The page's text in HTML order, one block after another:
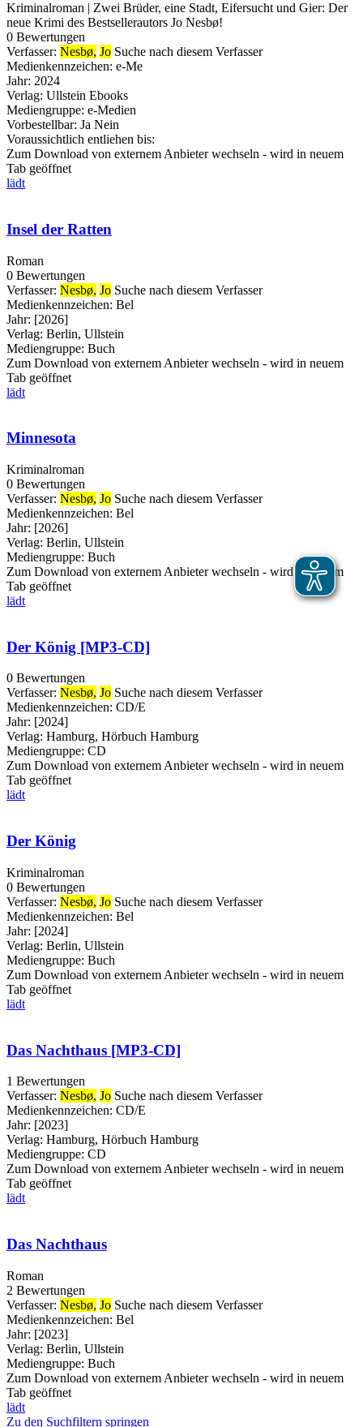
Kriminalroman | Zwei Brüder, eine Stadt, Eifersucht und Gier: Der
neue Krimi des Bestsellerautors Jo Nesbø!
0 Bewertungen
Verfasser: Nesbø, Jo Suche nach diesem Verfasser
Medienkennzeichen: e-Me
Jahr: 2024
Verlag: Ullstein Ebooks
Mediengruppe: e-Medien
Vorbestellbar: Ja Nein
Voraussichtlich entliehen bis:
Zum Download von externem Anbieter wechseln - wird in neuem
Tab geöffnet
lädt
Insel der Ratten
Roman
0 Bewertungen
Verfasser: Nesbø, Jo Suche nach diesem Verfasser
Medienkennzeichen: Bel
Jahr: [2026]
Verlag: Berlin, Ullstein
Mediengruppe: Buch
Zum Download von externem Anbieter wechseln - wird in neuem
Tab geöffnet
lädt
Minnesota
Kriminalroman
0 Bewertungen
Verfasser: Nesbø, Jo Suche nach diesem Verfasser
Medienkennzeichen: Bel
Jahr: [2026]
Verlag: Berlin, Ullstein
Mediengruppe: Buch
Zum Download von externem Anbieter wechseln - wird in neuem
Tab geöffnet
lädt
Der König [MP3-CD]
0 Bewertungen
Verfasser: Nesbø, Jo Suche nach diesem Verfasser
Medienkennzeichen: CD/E
Jahr: [2024]
Verlag: Hamburg, Hörbuch Hamburg
Mediengruppe: CD
Zum Download von externem Anbieter wechseln - wird in neuem
Tab geöffnet
lädt
Der König
Kriminalroman
0 Bewertungen
Verfasser: Nesbø, Jo Suche nach diesem Verfasser
Medienkennzeichen: Bel
Jahr: [2024]
Verlag: Berlin, Ullstein
Mediengruppe: Buch
Zum Download von externem Anbieter wechseln - wird in neuem
Tab geöffnet
lädt
Das Nachthaus [MP3-CD]
1 Bewertungen
Verfasser: Nesbø, Jo Suche nach diesem Verfasser
Medienkennzeichen: CD/E
Jahr: [2023]
Verlag: Hamburg, Hörbuch Hamburg
Mediengruppe: CD
Zum Download von externem Anbieter wechseln - wird in neuem
Tab geöffnet
lädt
Das Nachthaus
Roman
2 Bewertungen
Verfasser: Nesbø, Jo Suche nach diesem Verfasser
Medienkennzeichen: Bel
Jahr: [2023]
Verlag: Berlin, Ullstein
Mediengruppe: Buch
Zum Download von externem Anbieter wechseln - wird in neuem
Tab geöffnet
lädt
Zu den Suchfiltern springen